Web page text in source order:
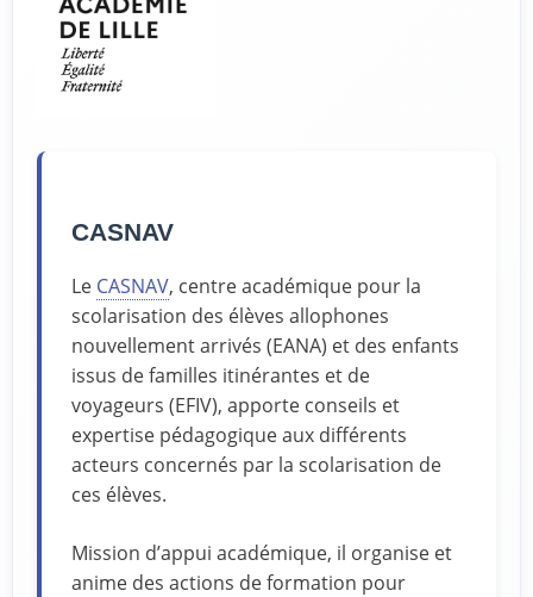
CASNAV
Le CASNAV, centre académique pour la
scolarisation des élèves allophones
nouvellement arrivés (EANA) et des enfants
issus de familles itinérantes et de
voyageurs (EFIV), apporte conseils et
expertise pédagogique aux différents
acteurs concernés par la scolarisation de
ces élèves.
Mission d’appui académique, il organise et
anime des actions de formation pour